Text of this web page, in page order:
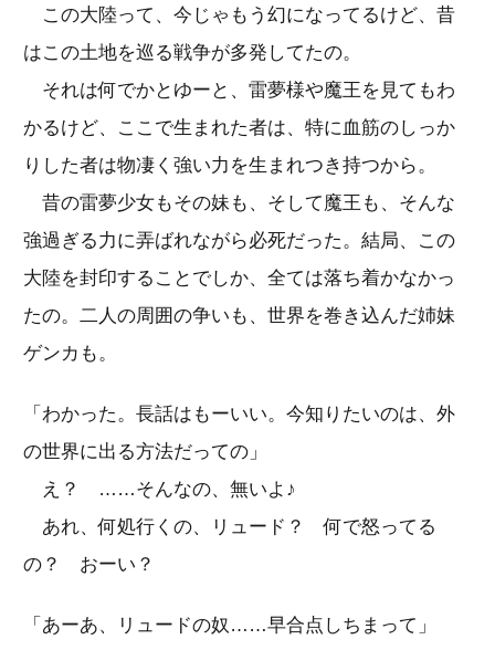
この大陸って、今じゃもう幻になってるけど、昔
はこの土地を巡る戦争が多発してたの。
それは何でかとゆーと、雷夢様や魔王を見てもわ
かるけど、ここで生まれた者は、特に血筋のしっか
りした者は物凄く強い力を生まれつき持つから。
昔の雷夢少女もその妹も、そして魔王も、そんな
強過ぎる力に弄ばれながら必死だった。結局、この
大陸を封印することでしか、全ては落ち着かなかっ
たの。二人の周囲の争いも、世界を巻き込んだ姉妹
ゲンカも。
「わかった。長話はもーいい。今知りたいのは、外
の世界に出る方法だっての」
え？ ……そんなの、無いよ♪
あれ、何処行くの、リュード？ 何で怒ってる
の？ おーい？
「あーあ、リュードの奴……早合点しちまって」